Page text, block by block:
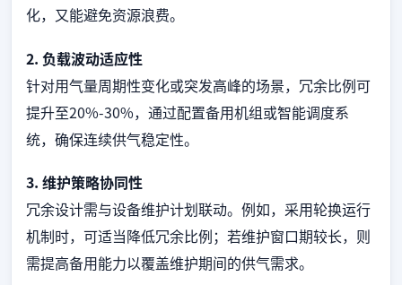
化，又能避免资源浪费。
2. 负载波动适应性
针对用气量周期性变化或突发高峰的场景，冗余比例可
提升至20%-30%，通过配置备用机组或智能调度系
统，确保连续供气稳定性。
3. 维护策略协同性
冗余设计需与设备维护计划联动。例如，采用轮换运行
机制时，可适当降低冗余比例；若维护窗口期较长，则
需提高备用能力以覆盖维护期间的供气需求。